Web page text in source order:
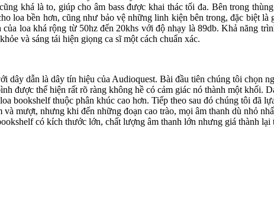
khá là to, giúp cho âm bass được khai thác tối đa. Bên trong
loa bền hơn, cũng như bảo vệ những linh kiện bên trong, đặc biệt là
loa khá rộng từ 50hz đến 20khs với độ nhạy là 89db. Khả năng
và sáng tái hiện giọng ca sĩ một cách chuẩn xác.
dây dẫn là dây tín hiệu của Audioquest. Bài đầu tiên chúng tôi chọn
được thể hiện rất rõ ràng không hề có cảm giác nó thành một khối.
bookshelf thuộc phân khúc cao hơn. Tiếp theo sau đó chúng tôi đã
mượt, nhưng khi đến những đoạn cao trào, mọi âm thanh dù nhỏ
có kích thước lớn, chất lượng âm thanh lớn nhưng giá thành